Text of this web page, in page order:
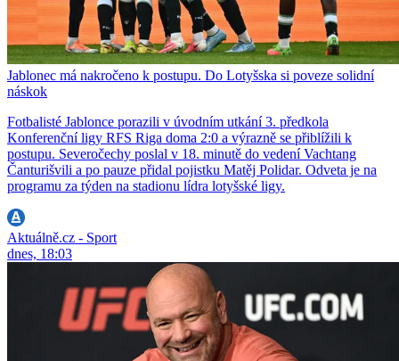
Jablonec má nakročeno k postupu. Do Lotyšska si poveze solidní
náskok
Fotbalisté Jablonce porazili v úvodním utkání 3. předkola
Konferenční ligy RFS Riga doma 2:0 a výrazně se přiblížili k
postupu. Severočechy poslal v 18. minutě do vedení Vachtang
Čanturišvili a po pauze přidal pojistku Matěj Polidar. Odveta je na
programu za týden na stadionu lídra lotyšské ligy.
Aktuálně.cz - Sport
dnes, 18:03